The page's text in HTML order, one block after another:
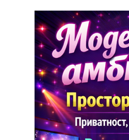
ПОВРЗАНИ ТЕМИ:
СЛЕДНО
Фановите во шок –
Станојковиќ?
НЕ ПРОПУШТАЈТЕ
„Моет 2“: 2Bona и
за фановите